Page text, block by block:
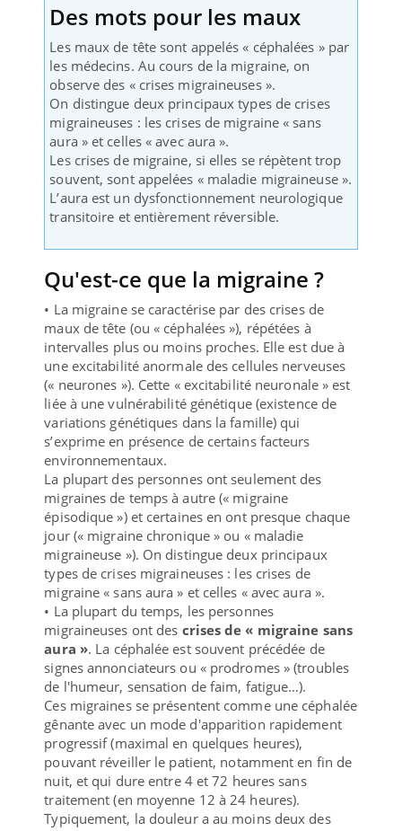
Des mots pour les maux
Les maux de tête sont appelés « céphalées » par
les médecins. Au cours de la migraine, on
observe des « crises migraineuses ».
On distingue deux principaux types de crises
migraineuses : les crises de migraine « sans
aura » et celles « avec aura ».
Les crises de migraine, si elles se répètent trop
souvent, sont appelées « maladie migraineuse ».
L’aura est un dysfonctionnement neurologique
transitoire et entièrement réversible.
Qu'est-ce que la migraine ?
• La migraine se caractérise par des crises de
maux de tête (ou « céphalées »), répétées à
intervalles plus ou moins proches. Elle est due à
une excitabilité anormale des cellules nerveuses
(« neurones »). Cette « excitabilité neuronale » est
liée à une vulnérabilité génétique (existence de
variations génétiques dans la famille) qui
s’exprime en présence de certains facteurs
environnementaux.
La plupart des personnes ont seulement des
migraines de temps à autre (« migraine
épisodique ») et certaines en ont presque chaque
jour (« migraine chronique » ou « maladie
migraineuse »). On distingue deux principaux
types de crises migraineuses : les crises de
migraine « sans aura » et celles « avec aura ».
• La plupart du temps, les personnes
migraineuses ont des crises de « migraine sans
aura ». La céphalée est souvent précédée de
signes annonciateurs ou « prodromes » (troubles
de l'humeur, sensation de faim, fatigue…).
Ces migraines se présentent comme une céphalée
gênante avec un mode d'apparition rapidement
progressif (maximal en quelques heures),
pouvant réveiller le patient, notamment en fin de
nuit, et qui dure entre 4 et 72 heures sans
traitement (en moyenne 12 à 24 heures).
Typiquement, la douleur a au moins deux des